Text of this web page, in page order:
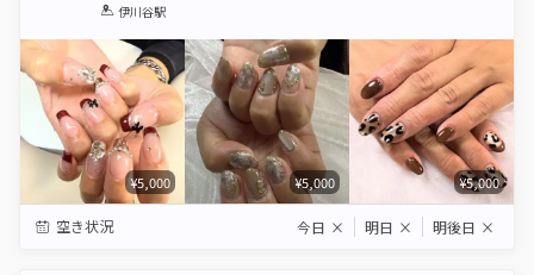
1 2 3 4 5
伊川谷駅
¥5,000 ¥5,000 ¥5,000
空き状況 今日 × 明日 × 明後日 ×